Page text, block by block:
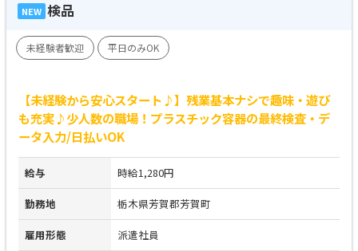
NEW 検品
未経験者歓迎 平日のみOK
【未経験から安心スタート♪】残業基本ナシで趣味・遊び
も充実♪少人数の職場！プラスチック容器の最終検査・デ
ータ入力/日払いOK
給与 時給1,280円
勤務地 栃木県芳賀郡芳賀町
雇用形態 派遣社員